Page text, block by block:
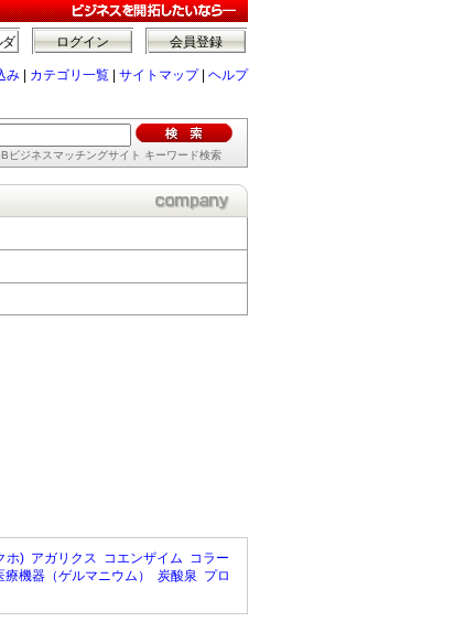
会員登録
ログイン
ダ
み カテゴリ一覧 サイトマップ| ヘルプ
ビジネスマッチングサイト キーワード検索
ホ) アガリクス コエンザイム コラー
療機器（ゲルマニウム） 炭酸泉 プロ